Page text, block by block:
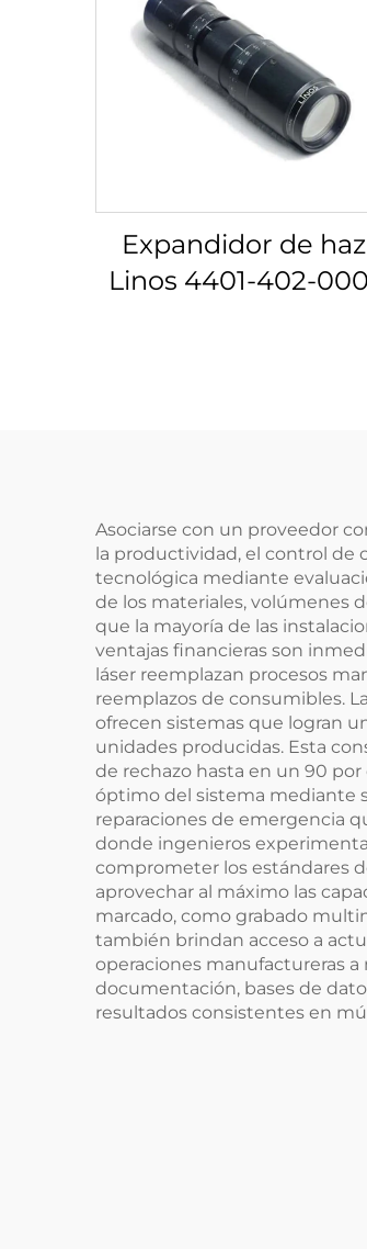
Expandidor de haz
Linos 4401-402-
Asociarse con un proveedor
la productividad, el control de
tecnológica mediante
de los materiales, volúmenes
que la mayoría de las
ventajas financieras son
láser reemplazan procesos
reemplazos de consumibles.
ofrecen sistemas que logran
unidades producidas. Esta
de rechazo hasta en un 90
óptimo del sistema mediante
reparaciones de emergencia
donde ingenieros
comprometer los estándares
aprovechar al máximo las
marcado, como grabado
también brindan acceso a
operaciones manufactureras
documentación, bases de
resultados consistentes en